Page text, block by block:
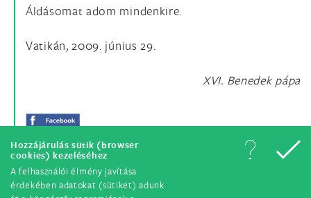
Hozzájárulás sütik (browser
cookies) kezeléséhez
A felhasználói élmény javítása
érdekében adatokat (sütiket) adunk
Áldásomat adom mindenkire.
Vatikán, 2009. június 29.
XVI. Benedek pápa